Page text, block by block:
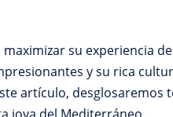
su experiencia
y su rica
artículo, desglosaremos